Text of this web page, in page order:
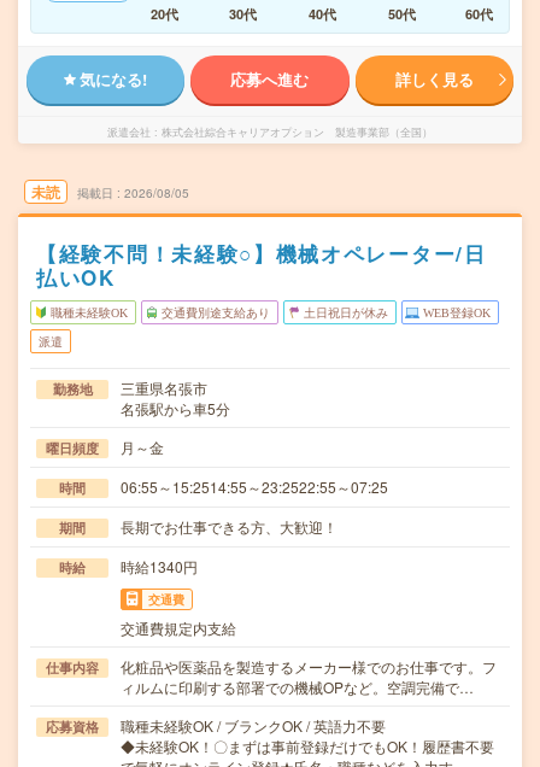
20代
30代 40代 50代 60代
気になる! 応募へ進む 詳しく見る
派遣会社 株式会社綜合キャリアオプション 製造事業部（全国）
未読 掲載日 2026/08/05
【経験不問！未経験○】機械オペレーター/日
払いOK
職種未経験OK 交通費別途支給あり 土日祝日が休み WEB登録OK
派遣
勤務地
三重県名張市
名張駅から車5分
曜日頻度 月～金
時間 06:55～15:2514:55～23:2522:55～07:25
期間 長期でお仕事できる方、大歓迎！
時給 時給1340円
交通費
交通費規定内支給
仕事内容
化粧品や医薬品を製造するメーカー様でのお仕事です。フ
ィルムに印刷する部署での機械OPなど。空調完備で…
応募資格
職種未経験OK / ブランクOK / 英語力不要
◆未経験OK！〇まずは事前登録だけでもOK！履歴書不要